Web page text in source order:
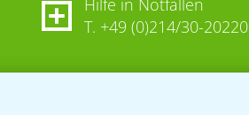
Hilfe in Notfällen
T. +49 (0)214/30-20220